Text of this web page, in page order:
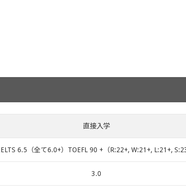
直接入学
6.5（全て6.0+）TOEFL 90 +（R:22+, W:21+, L:21+,
3.0